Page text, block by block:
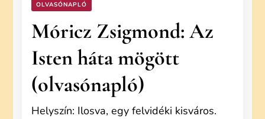
OLVASÓNAPLÓ
Móricz Zsigmond: Az
Isten háta mögött
(olvasónapló)
Helyszín: Ilosva, egy felvidéki kisváros.